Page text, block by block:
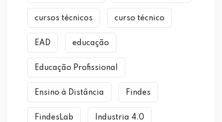
cursos técnicos curso técnico
EAD educação
Educação Profissional
Ensino à Distância Findes
FindesLab Industria 4.0